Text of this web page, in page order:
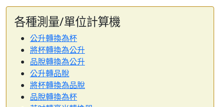
各種測量/單位計算機
公升轉換為杯
將杯轉換為公升
品脫轉換為公升
公升轉品脫
將杯轉換為品脫
品脫轉換為杯